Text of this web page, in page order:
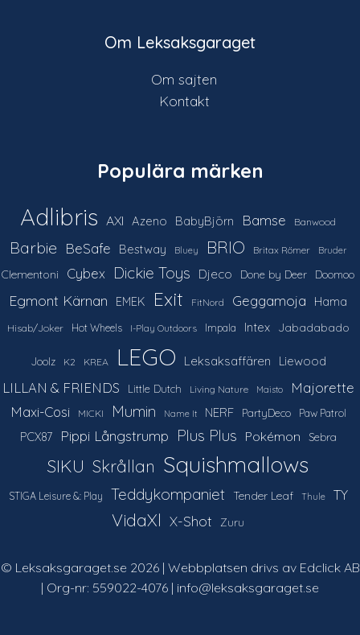
Om Leksaksgaraget
Om sajten
Kontakt
Populära märken
Adlibris AXI Azeno BabyBjörn Bamse Banwood
Barbie BeSafe Bestway Bluey BRIO Britax Römer Bruder
Clementoni Cybex Dickie Toys Djeco Done by Deer Doomoo
Egmont Kärnan EMEK Exit FitNord Geggamoja Hama
Hisab/Joker Hot Wheels I-Play Outdoors Impala Intex Jabadabado
Joolz K2 KREA LEGO Leksaksaffären Liewood
LILLAN & FRIENDS Little Dutch Living Nature Maisto
Majorette
Maxi-Cosi
MICKI Mumin Name It NERF PartyDeco Paw Patrol
PCX87 Pippi Långstrump Plus Plus Pokémon Sebra
SIKU Skrållan Squishmallows
STIGA Leisure &: Play Teddykompaniet Tender Leaf Thule TY
VidaXl X-Shot Zuru
© Leksaksgaraget.se 2026 | Webbplatsen drivs av Edclick AB
| Org-nr: 559022-4076 | info@leksaksgaraget.se